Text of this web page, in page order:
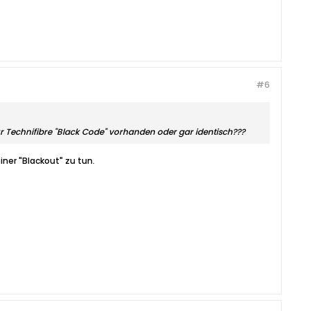
#6
"Black Code" vorhanden oder gar identisch???
"Blackout" zu tun.